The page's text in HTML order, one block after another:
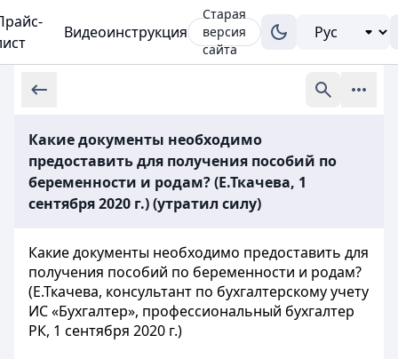
Видеоинструкция
Старая
версия
сайта
Какие документы необходимо
предоставить для получения пособий по
беременности и родам? (Е.Ткачева, 1
сентября 2020 г.) (утратил силу)
Какие документы необходимо предоставить для
получения пособий по беременности и родам?
(Е.Ткачева, консультант по бухгалтерскому учету
ИС «Бухгалтер», профессиональный бухгалтер
РК, 1 сентября 2020 г.)